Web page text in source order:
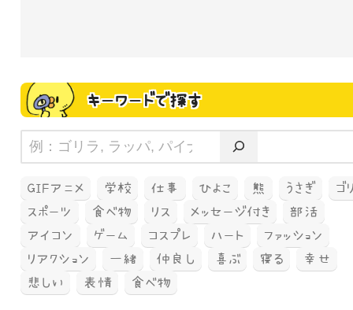
キーワードで探す
GIFアニメ 学校 仕事 ひよこ 熊 うさぎ
ゴ
スポーツ
食べ物 リス メッセージ付き
部活
アイコン
ゲーム コスプレ ハート
ファッション
リアクション
一緒 仲良し 喜ぶ 寝る
幸せ
悲しい
表情 食べ物